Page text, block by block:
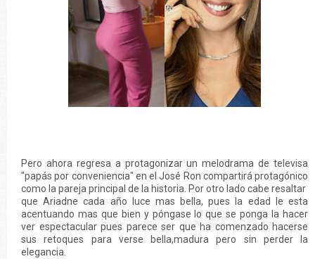
Pero ahora regresa a protagonizar un melodrama de televisa
"papás por conveniencia" en el José Ron compartirá protagónico
como la pareja principal de la historia. Por otro lado cabe resaltar
que Ariadne cada año luce mas bella, pues la edad le esta
acentuando mas que bien y póngase lo que se ponga la hacer
ver espectacular pues parece ser que ha comenzado hacerse
sus retoques para verse bella,madura pero sin perder la
elegancia.